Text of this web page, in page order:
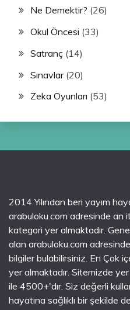
Ne Demektir? (26)
Okul Öncesi (33)
Satranç (14)
Sınavlar(20)
Zeka Oyunları (53)
2014 Yılından beri yayım
arabuloku.com adresinde an
kategori yer almaktadır.
alan arabuloku.com
bilgiler bulabilirsiniz. En Çok
yer almaktadır. Sitemizde
ile 4500+'dır. Siz değerli
hayatına sağlıklı bir şekilde